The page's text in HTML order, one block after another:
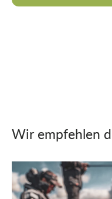
Wir empfehlen